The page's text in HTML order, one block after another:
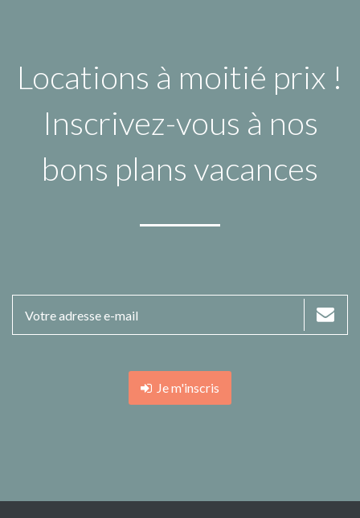
Locations à moitié prix !
Inscrivez-vous à nos
bons plans vacances
Je m'inscris